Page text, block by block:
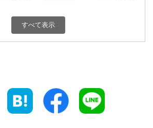
300円 富山県
300円 三重県
すべて表示